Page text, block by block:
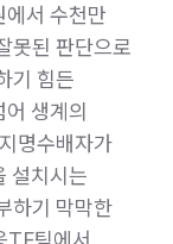
서 수천만
못된 판단으로
기 힘든
생계의
명수배자가
설치시는
하기 막막한